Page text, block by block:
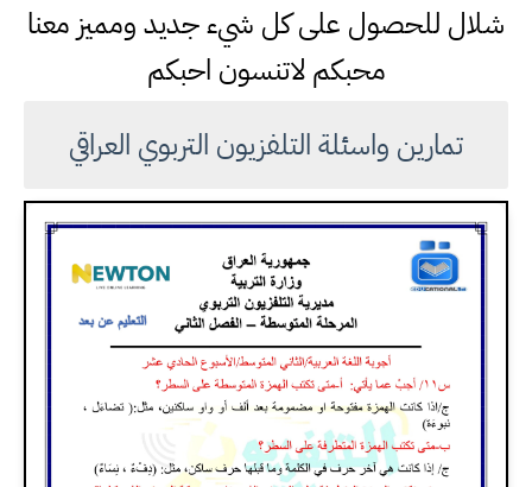
شلال للحصول على كل شيء جديد ومميز معنا
محبكم لاتنسون احبكم
تمارين واسئلة التلفزيون التربوي العراقي